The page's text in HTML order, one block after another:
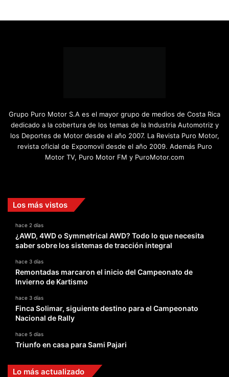
Grupo Puro Motor S.A es el mayor grupo de medios de Costa Rica
dedicado a la cobertura de los temas de la Industria Automotriz y
los Deportes de Motor desde el año 2007. La Revista Puro Motor,
revista oficial de Expomovil desde el año 2009. Además Puro
Motor TV, Puro Motor FM y PuroMotor.com
Los más vistos
hace 2 días
¿AWD, 4WD o Symmetrical AWD? Todo lo que necesita
saber sobre los sistemas de tracción integral
hace 3 días
Remontadas marcaron el inicio del Campeonato de
Invierno de Kartismo
hace 3 días
Finca Solimar, siguiente destino para el Campeonato
Nacional de Rally
hace 5 días
Triunfo en casa para Sami Pajari
Lo más actualizado